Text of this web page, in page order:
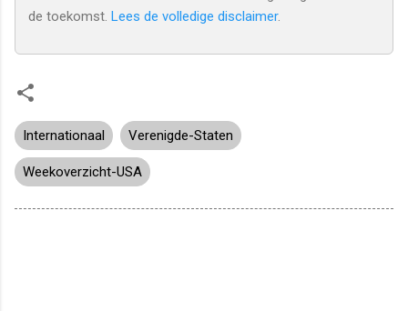
de toekomst. Lees de volledige disclaimer.
Internationaal Verenigde-Staten
Weekoverzicht-USA